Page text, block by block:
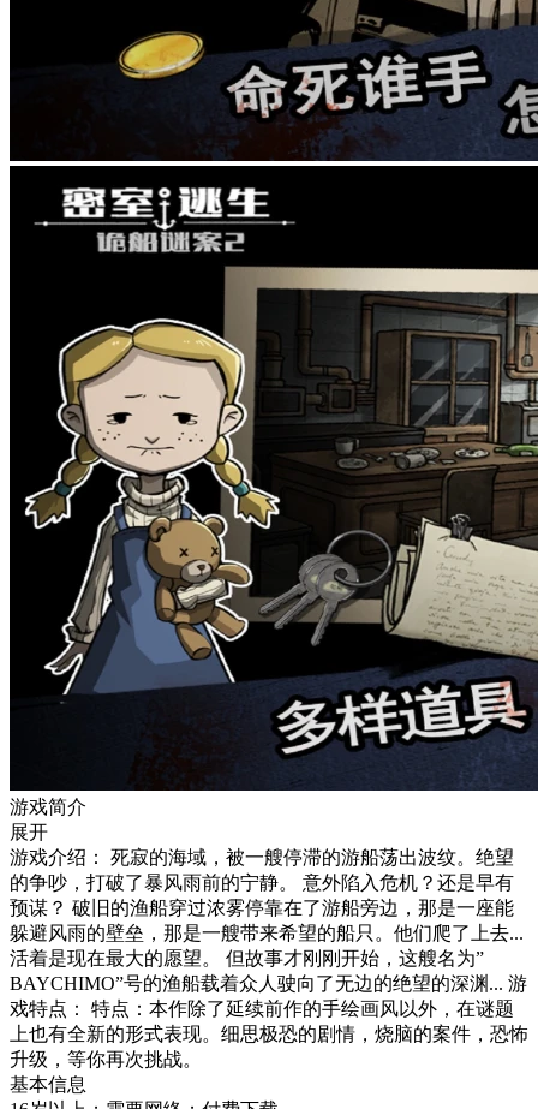
游戏简介
展开
游戏介绍： 死寂的海域，被一艘停滞的游船荡出波纹。绝望
的争吵，打破了暴风雨前的宁静。 意外陷入危机？还是早有
预谋？ 破旧的渔船穿过浓雾停靠在了游船旁边，那是一座能
躲避风雨的壁垒，那是一艘带来希望的船只。他们爬了上去...
活着是现在最大的愿望。 但故事才刚刚开始，这艘名为”
BAYCHIMO”号的渔船载着众人驶向了无边的绝望的深渊... 游
戏特点： 特点：本作除了延续前作的手绘画风以外，在谜题
上也有全新的形式表现。细思极恐的剧情，烧脑的案件，恐怖
升级，等你再次挑战。
基本信息